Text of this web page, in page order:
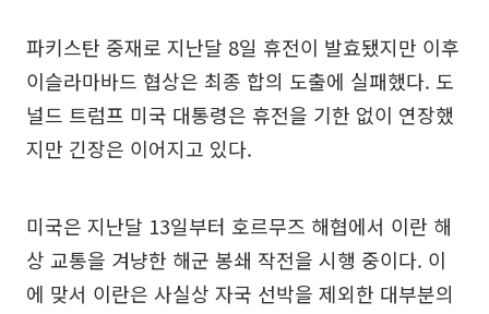
파키스탄 중재로 지난달 8일 휴전이 발효됐지만 이후
이슬라마바드 협상은 최종 합의 도출에 실패했다. 도
널드 트럼프 미국 대통령은 휴전을 기한 없이 연장했
지만 긴장은 이어지고 있다.
미국은 지난달 13일부터 호르무즈 해협에서 이란 해
상 교통을 겨냥한 해군 봉쇄 작전을 시행 중이다. 이
에 맞서 이란은 사실상 자국 선박을 제외한 대부분의